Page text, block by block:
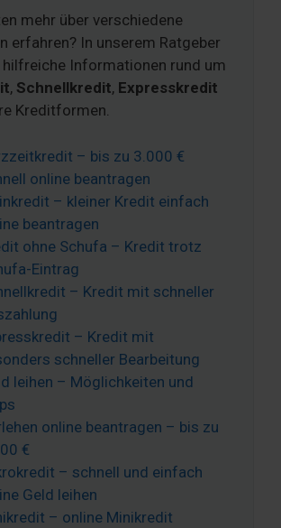
mehr über verschiedene
erfahren? In unserem Ratgeber
hilfreiche Informationen rund um
, Schnellkredit, Expresskredit
Kreditformen.
– bis zu 3.000 €
online beantragen
– kleiner Kredit einfach
beantragen
ohne Schufa – Kredit trotz
Eintrag
– Kredit mit schneller
– Kredit mit
schneller Bearbeitung
leihen – Möglichkeiten und
online beantragen – bis zu
€
– schnell und einfach
Geld leihen
– online Minikredit